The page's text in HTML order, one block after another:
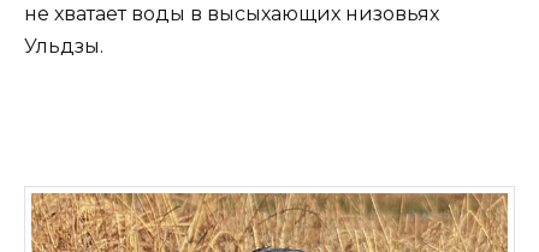
не хватает воды в высыхающих низовьях
Ульдзы.